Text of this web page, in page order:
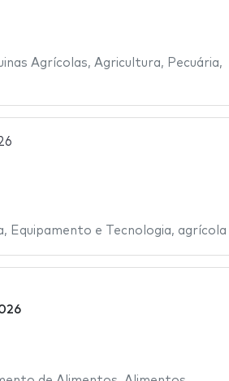
Agrícolas, Agricultura, Pecuária,
, Equipamento e Tecnologia, agrícola